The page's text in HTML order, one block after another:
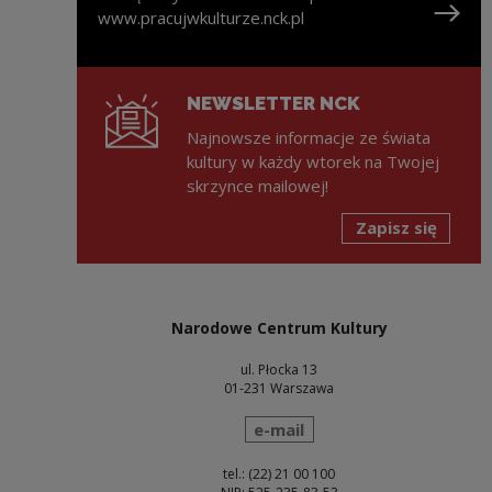
www.pracujwkulturze.nck.pl
NEWSLETTER NCK
Najnowsze informacje ze świata
kultury w każdy wtorek na Twojej
skrzynce mailowej!
Zapisz się
Narodowe Centrum Kultury
ul. Płocka 13
01-231 Warszawa
wyślij wiadomość
e-mail
tel.: (22) 21 00 100